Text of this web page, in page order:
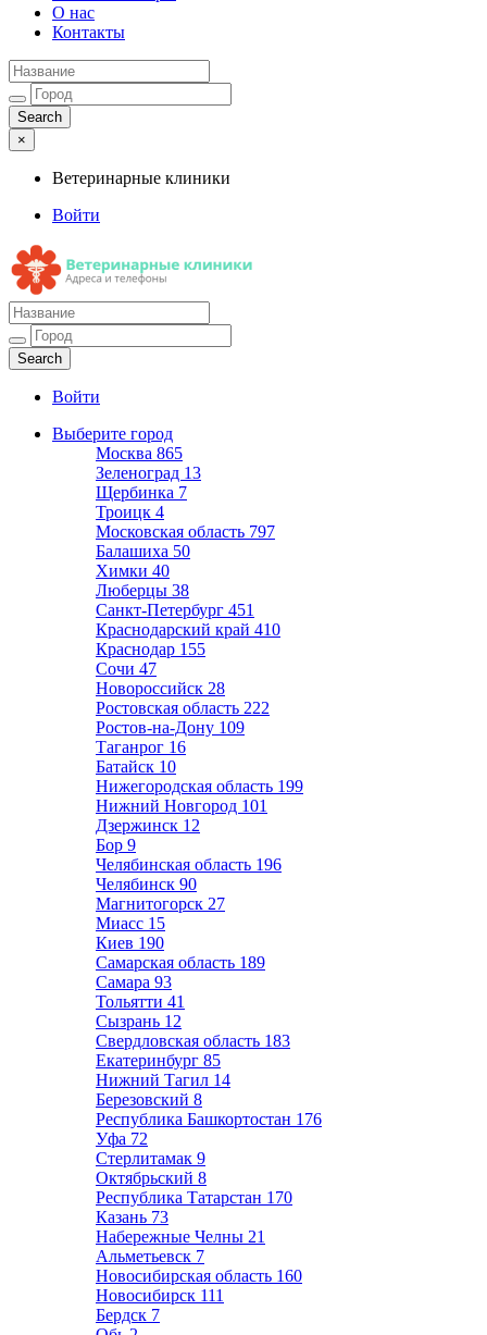
О нас
Контакты
×
Ветеринарные клиники
Войти
Ветеринарные клиники
Адреса и телефоны
Войти
Выберите город
Москва 865
Зеленоград 13
Щербинка 7
Троицк 4
Московская область 797
Балашиха 50
Химки 40
Люберцы 38
Санкт-Петербург 451
Краснодарский край 410
Краснодар 155
Сочи 47
Новороссийск 28
Ростовская область 222
Ростов-на-Дону 109
Таганрог 16
Батайск 10
Нижегородская область 199
Нижний Новгород 101
Дзержинск 12
Бор 9
Челябинская область 196
Челябинск 90
Магнитогорск 27
Миасс 15
Киев 190
Самарская область 189
Самара 93
Тольятти 41
Сызрань 12
Свердловская область 183
Екатеринбург 85
Нижний Тагил 14
Березовский 8
Республика Башкортостан 176
Уфа 72
Стерлитамак 9
Октябрьский 8
Республика Татарстан 170
Казань 73
Набережные Челны 21
Альметьевск 7
Новосибирская область 160
Новосибирск 111
Бердск 7